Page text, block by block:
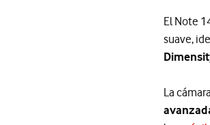
El Note
suave,
La